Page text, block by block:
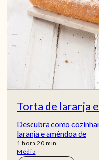
Torta de laranja
Descubra como
laranja e amêndoa de
1 hora
hora 20min
min
Médio